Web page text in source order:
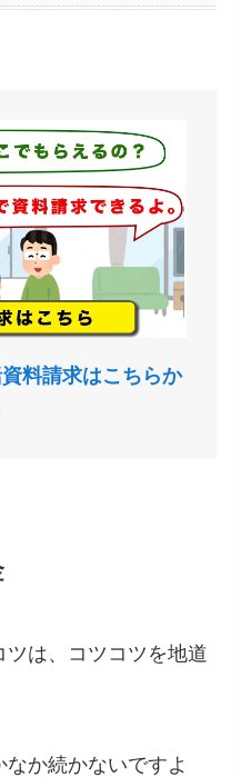
料請求はこちらか
は、コツコツを地道
か続かないですよ